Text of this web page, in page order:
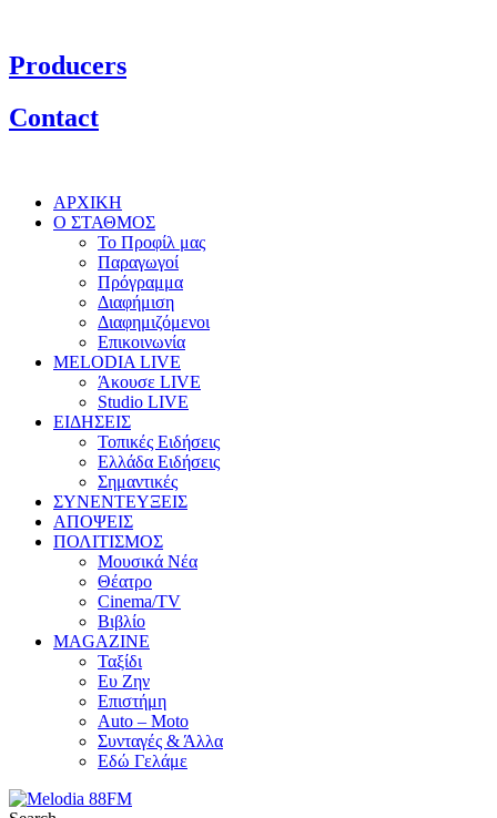
Producers
Contact
ΑΡΧΙΚΗ
Ο ΣΤΑΘΜΟΣ
Το Προφίλ μας
Παραγωγοί
Πρόγραμμα
Διαφήμιση
Διαφημιζόμενοι
Επικοινωνία
MELODIA LIVE
Άκουσε LIVE
Studio LIVE
ΕΙΔΗΣΕΙΣ
Τοπικές Ειδήσεις
Ελλάδα Ειδήσεις
Σημαντικές
ΣΥΝΕΝΤΕΥΞΕΙΣ
ΑΠΟΨΕΙΣ
ΠΟΛΙΤΙΣΜΟΣ
Μουσικά Νέα
Θέατρο
Cinema/TV
Βιβλίο
MAGAZINE
Ταξίδι
Ευ Ζην
Επιστήμη
Auto – Moto
Συνταγές & Άλλα
Εδώ Γελάμε